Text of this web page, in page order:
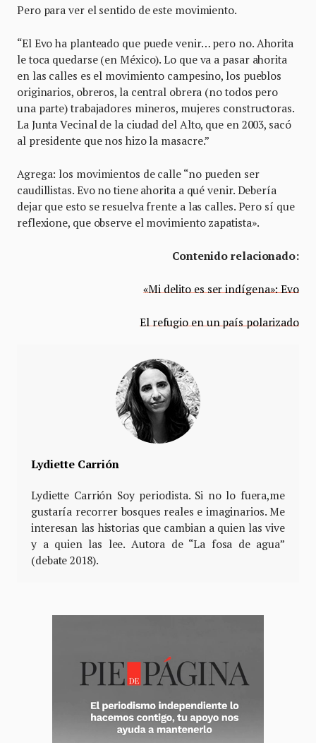
Pero para ver el sentido de este movimiento.
“El Evo ha planteado que puede venir… pero no. Ahorita
le toca quedarse (en México). Lo que va a pasar ahorita
en las calles es el movimiento campesino, los pueblos
originarios, obreros, la central obrera (no todos pero
una parte) trabajadores mineros, mujeres constructoras.
La Junta Vecinal de la ciudad del Alto, que en 2003, sacó
al presidente que nos hizo la masacre.”
Agrega: los movimientos de calle “no pueden ser
caudillistas. Evo no tiene ahorita a qué venir. Debería
dejar que esto se resuelva frente a las calles. Pero sí que
reflexione, que observe el movimiento zapatista».
Contenido relacionado:
«Mi delito es ser indígena»: Evo
El refugio en un país polarizado
Lydiette Carrión
Lydiette Carrión Soy periodista. Si no lo fuera,me
gustaría recorrer bosques reales e imaginarios. Me
interesan las historias que cambian a quien las vive
y a quien las lee. Autora de “La fosa de agua”
(debate 2018).